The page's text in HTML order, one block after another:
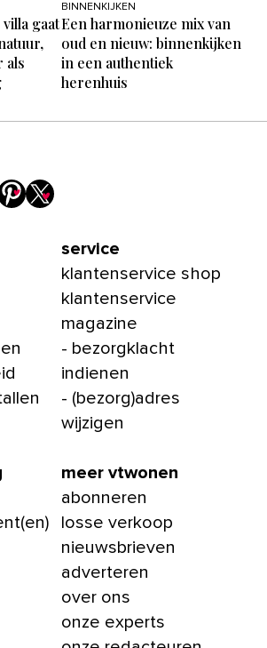
gaat
als
BINNENKIJKEN
Een harmonieuze mix van
oud en nieuw: binnenkijken
in een authentiek
herenhuis
service
klantenservice shop
klantenservice
magazine
- bezorgklacht
indienen
- (bezorg)adres
wijzigen
meer vtwonen
abonneren
losse verkoop
nieuwsbrieven
adverteren
over ons
onze experts